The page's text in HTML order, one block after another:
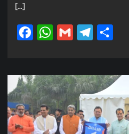
[…]
Facebook
WhatsApp
Gmail